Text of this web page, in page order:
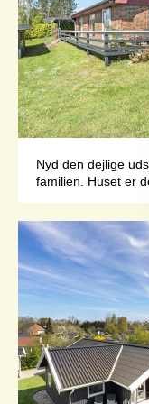
Nyd den dejlige
familien. Huset er